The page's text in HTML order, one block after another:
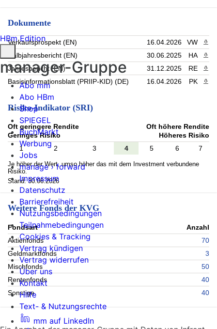
Dokumente
Verkaufsprospekt (EN) 16.04.2026 VW
Halbjahresbericht (EN)
30.06.2025 HA
Jahresbericht (EN)
31.12.2025 RE
Basisinformationsblatt (PRIIP-KID) (DE)
16.04.2026 PK
Risiko-Indikator (SRI)
Oft geringere Rendite
Geringes Risiko
Oft höhere Rendite
Höheres Risiko
1
2 3 4 5 6 7
Je höher der Wert, umso höher das mit dem Investment verbundene
Risiko.
Stand: 30.06.2026
Weitere Fonds der KVG
Fondsart
Anzahl
Aktienfonds
70
Geldmarktfonds
3
Mischfonds
50
Rentenfonds
40
Sonstige
40
HBm Edition
manager-Gruppe
Abo mm
Abo HBm
Shop
SPIEGEL
BuchMarkt
Werbung
Jobs
manage › forward
Impressum
Datenschutz
Barrierefreiheit
Nutzungsbedingungen
Teilnahmebedingungen
Cookies & Tracking
Vertrag kündigen
Vertrag widerrufen
Über uns
Kontakt
Hilfe
Text- & Nutzungsrechte
mm auf LinkedIn